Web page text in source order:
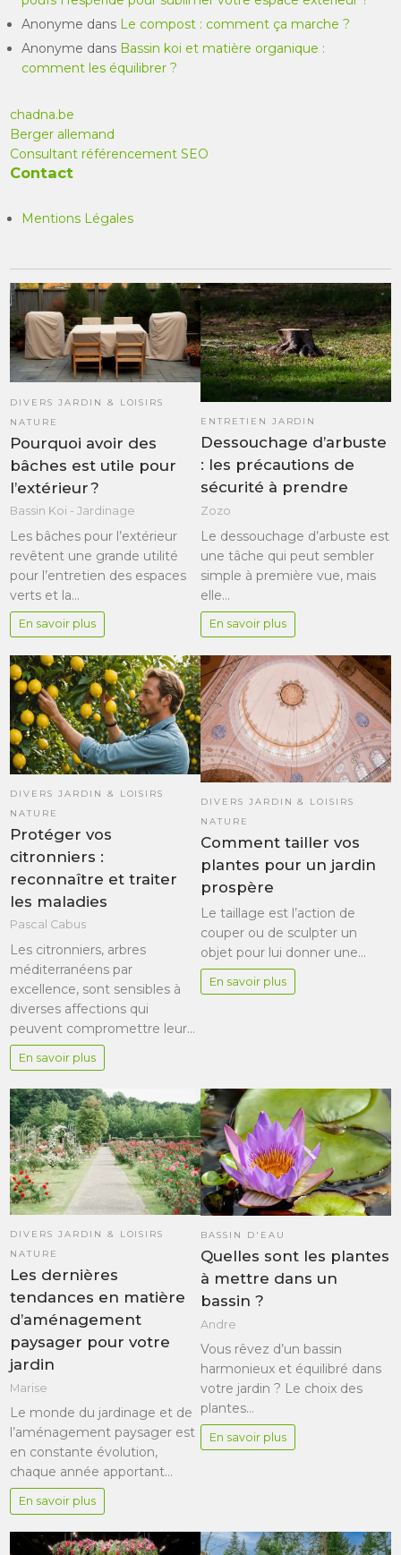
Anonyme dans Le compost : comment ça marche ?
Anonyme dans Bassin koi et matière organique :
comment les équilibrer ?
chadna.be
Berger allemand
Consultant référencement SEO
Contact
Mentions Légales
DIVERS JARDIN & LOISIRS
NATURE
Pourquoi avoir des
bâches est utile pour
l’extérieur ?
Bassin Koi - Jardinage
Les bâches pour l’extérieur
revêtent une grande utilité
pour l’entretien des espaces
verts et la…
En savoir plus
ENTRETIEN JARDIN
Dessouchage d’arbuste
: les précautions de
sécurité à prendre
Zozo
Le dessouchage d’arbuste est
une tâche qui peut sembler
simple à première vue, mais
elle…
En savoir plus
DIVERS JARDIN & LOISIRS
NATURE
Protéger vos
citronniers :
reconnaître et traiter
les maladies
Pascal Cabus
Les citronniers, arbres
méditerranéens par
excellence, sont sensibles à
diverses affections qui
peuvent compromettre leur…
En savoir plus
DIVERS JARDIN & LOISIRS
NATURE
Comment tailler vos
plantes pour un jardin
prospère
Le taillage est l’action de
couper ou de sculpter un
objet pour lui donner une…
En savoir plus
DIVERS JARDIN & LOISIRS
NATURE
Les dernières
tendances en matière
d’aménagement
paysager pour votre
jardin
Marise
Le monde du jardinage et de
l’aménagement paysager est
en constante évolution,
chaque année apportant…
En savoir plus
BASSIN D'EAU
Quelles sont les plantes
à mettre dans un
bassin ?
Andre
Vous rêvez d’un bassin
harmonieux et équilibré dans
votre jardin ? Le choix des
plantes…
En savoir plus